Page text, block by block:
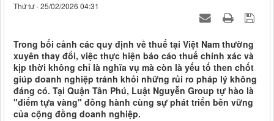
Thứ tư - 25/02/2026 04:31
Trong bối cảnh các quy định về thuế tại Việt Nam thường
xuyên thay đổi, việc thực hiện báo cáo thuế chính xác và
kịp thời không chỉ là nghĩa vụ mà còn là yếu tố then chốt
giúp doanh nghiệp tránh khỏi những rủi ro pháp lý không
đáng có. Tại Quận Tân Phú, Luật Nguyễn Group tự hào là
"điểm tựa vàng" đồng hành cùng sự phát triển bền vững
của cộng đồng doanh nghiệp.